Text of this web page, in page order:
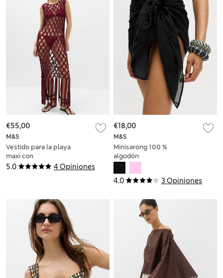
5.0 4 Opiniones
M&S
Vestido para la playa
maxi con
transparencias de
€55,00
4.0 3 Opiniones
M&S
Minisarong 100 %
algodón
€18,00